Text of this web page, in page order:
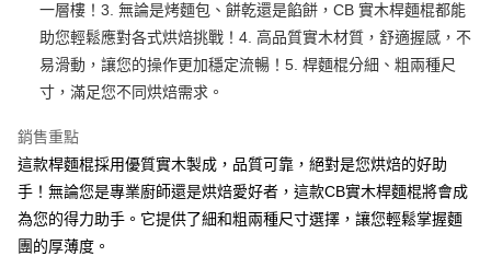
悠遊付
全盈+PAY
相關說明
【關於「AFTEE先享後付」】
AFTEE先享後付是「在收到商品之後才付款」的支付方式。 讓您購物簡單
便利好安心！
１．簡單：不需註冊會員、不需綁卡、不需儲值。
２．便利：只要手機號碼，簡訊認證，即可結帳。
一層樓！3. 無論是烤麵包、餅乾還是餡餅，CB 實木桿麵棍都能
助您輕鬆應對各式烘焙挑戰！4. 高品質實木材質，舒適握感，不
易滑動，讓您的操作更加穩定流暢！5. 桿麵棍分細、粗兩種尺
寸，滿足您不同烘焙需求。
銷售重點
這款桿麵棍採用優質實木製成，品質可靠，絕對是您烘焙的好助
手！無論您是專業廚師還是烘焙愛好者，這款CB實木桿麵棍將會成
為您的得力助手。它提供了細和粗兩種尺寸選擇，讓您輕鬆掌握麵
團的厚薄度。